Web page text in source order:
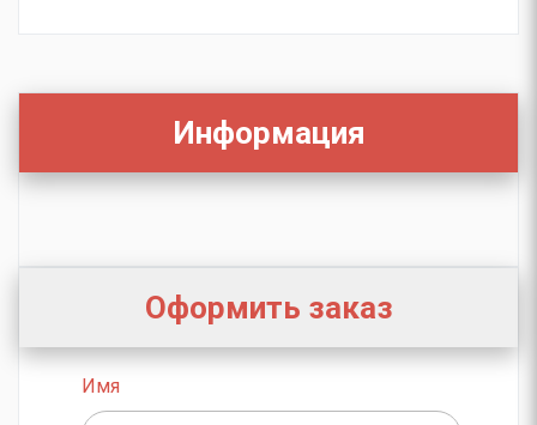
Информация
Оформить заказ
Имя